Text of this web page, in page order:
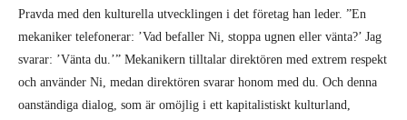
Pravda med den kulturella utvecklingen i det företag han leder. ”En
mekaniker telefonerar: ’Vad befaller Ni, stoppa ugnen eller vänta?’ Jag
svarar: ’Vänta du.’” Mekanikern tilltalar direktören med extrem respekt
och använder Ni, medan direktören svarar honom med du. Och denna
oanständiga dialog, som är omöjlig i ett kapitalistiskt kulturland,